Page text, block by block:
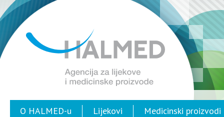
O HALMED-u Lijekovi Medicinski proizvodi